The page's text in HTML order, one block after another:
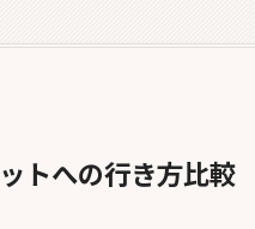
トへの行き方比較